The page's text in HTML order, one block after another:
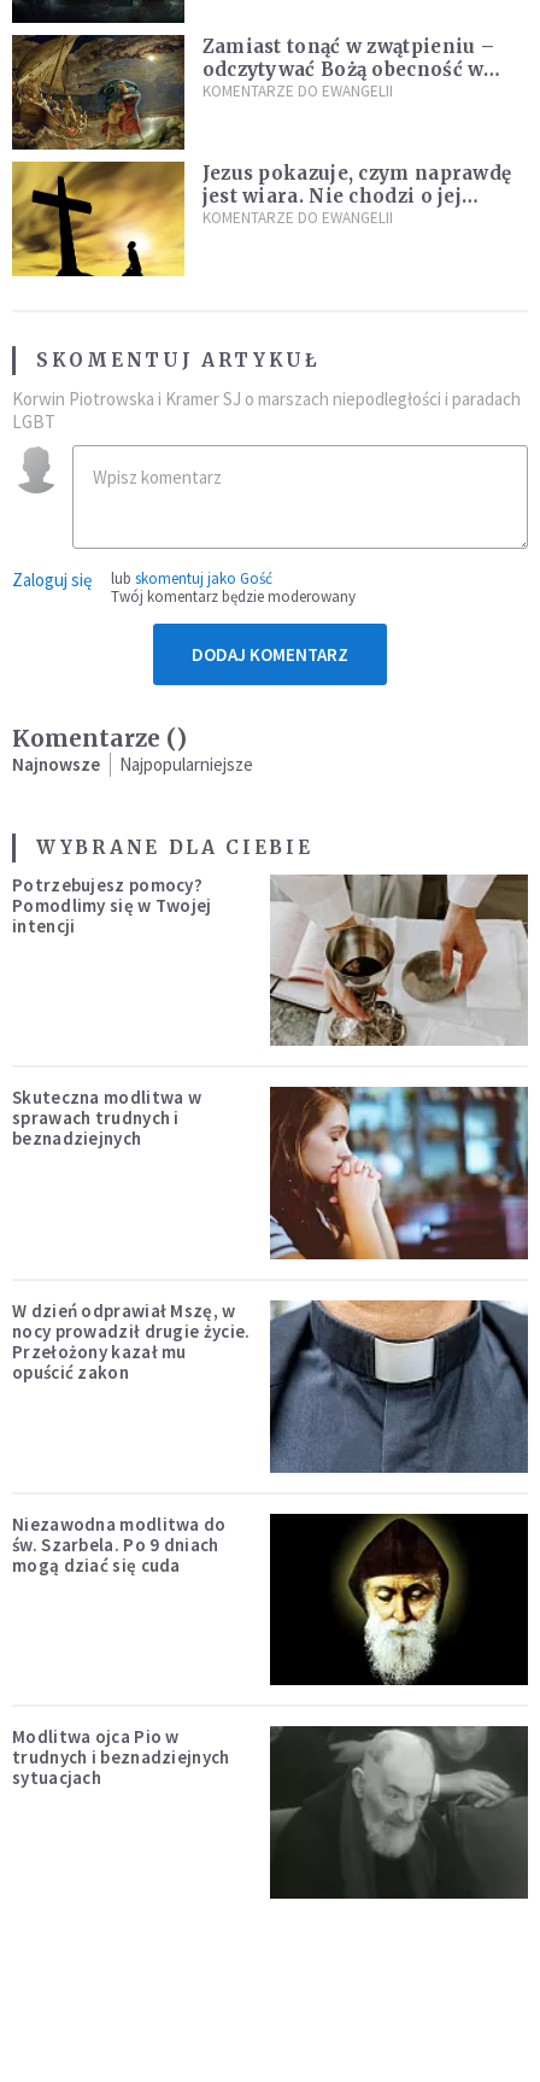
Zamiast tonąć w zwątpieniu –
odczytywać Bożą obecność w
burzach codziennego życia
KOMENTARZE DO EWANGELII
Jezus pokazuje, czym naprawdę
jest wiara. Nie chodzi o jej
wielkość
KOMENTARZE DO EWANGELII
SKOMENTUJ ARTYKUŁ
Korwin Piotrowska i Kramer SJ o marszach niepodległości i paradach
LGBT
Zaloguj się lub skomentuj jako Gość
Twój komentarz będzie moderowany
DODAJ KOMENTARZ
Komentarze ()
Najnowsze Najpopularniejsze
WYBRANE DLA CIEBIE
Potrzebujesz pomocy?
Pomodlimy się w Twojej
intencji
Skuteczna modlitwa w
sprawach trudnych i
beznadziejnych
W dzień odprawiał Mszę, w
nocy prowadził drugie życie.
Przełożony kazał mu
opuścić zakon
Niezawodna modlitwa do
św. Szarbela. Po 9 dniach
mogą dziać się cuda
Modlitwa ojca Pio w
trudnych i beznadziejnych
sytuacjach